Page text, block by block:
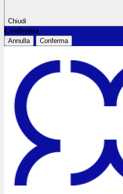
Chiudi
Conferma
Annulla Conferma